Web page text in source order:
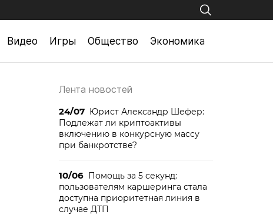
Видео Игры Общество Экономика
Лента новостей
24/07 Юрист Александр Шефер:
Подлежат ли криптоактивы
включению в конкурсную массу
при банкротстве?
10/06 Помощь за 5 секунд:
пользователям каршеринга стала
доступна приоритетная линия в
случае ДТП